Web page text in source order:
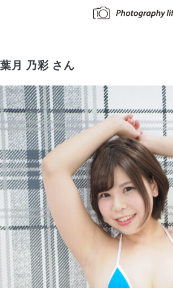
葉月 乃彩 さん